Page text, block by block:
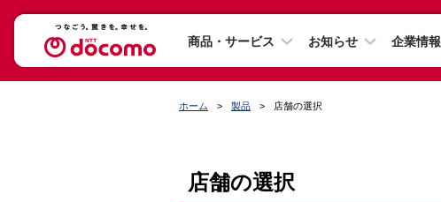
商品・サービス お知らせ 企業情報
ホーム 製品 店舗の選択
店舗の選択